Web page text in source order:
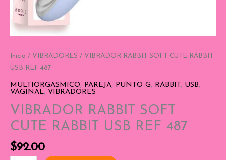
Inicio / VIBRADORES / VIBRADOR RABBIT SOFT CUTE RABBIT
USB REF 487
MULTIORGASMICO, PAREJA, PUNTO G, RABBIT, USB,
VAGINAL, VIBRADORES
VIBRADOR RABBIT SOFT
CUTE RABBIT USB REF 487
$92.00